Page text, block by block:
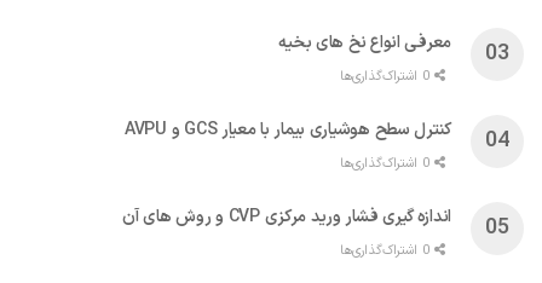
معرفی انواع نخ های بخیه
کنترل سطح هوشیاری بیمار با معیار GCS و AVPU
اندازه گیری فشار ورید مرکزی CVP و روش های آن